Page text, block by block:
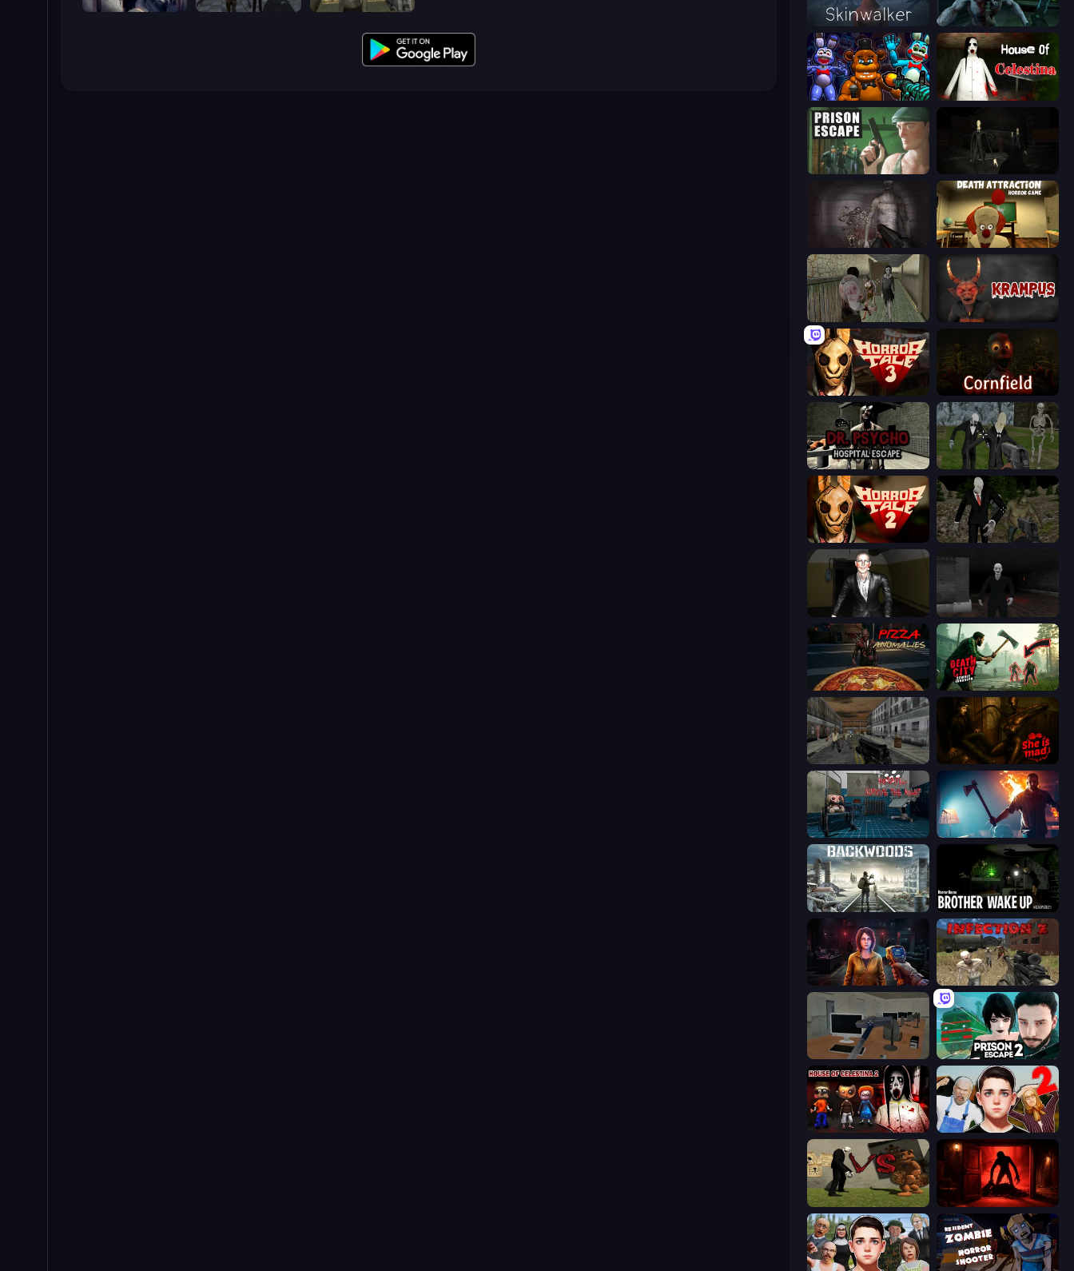
Slendrina Must Die: The Cellar Slendrina Must Die: The School Slendrina Must Die: The House
Skinwalker Shoot Your Nightmare: Space Isolation
FNaF Shooter House of Celestina
Prison Escape
Death Attraction: Horror Game
Jeff the Killer vs Slendrina Krampus
Cornfield
Dr. Psycho: Hospital Escape Slenderman Must Die: Graveyard
Shoot Your Nightmare: Halloween Special
Case: Smile 2 Case: Smile
Pizza Anomalies Death City Zombie Invasion
Silent Insanity Psychological Trauma She is Mad
Hospital: Survive the Night You Are Being Watched
Backwoods Brother Wake Up
Survival Zone Zombie Outbreak Infection Z
Office Horror Story Prison Escape 2
House of Celestina: Chapter Two Schoolboy Escape 2
Slenderman VS Freddy The Fazbear Doors Castle